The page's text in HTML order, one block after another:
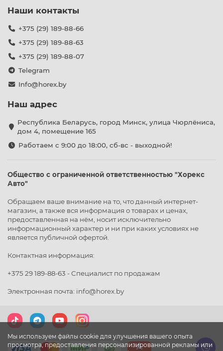
материалы обладают повышенной стойкостью к
абразивного зерна гарантирует однородный
микрорельеф поверхности без глубоких царапин.
Универсальность применения:
специализированных подкатегорий позволяет
эффективно обрабатывать шпатлевку, грунты,
покрытия.
малярно-кузовных участков автосервисов:
1. Классические шлифовальные круги и полоски
Основные расходные абразивные материалы для
работы с шлифмашинками и ручными блоками
(рубанками). Оснащены велкро-основой (липучкой) для
быстрой фиксации. Представлены в широком
диапазоне зернистостей для грубой обдирки металла,
выравнивания шпатлевки и финишного
вышлифовывания грунта перед окраской.
2. Материалы для локального ремонта и Тризаки
разработаны специально для ювелирного удаления
дефектов ЛКП (пылинок, подтеков лака) и последующей
матовки зон переходов перед нанесением базы.
Обеспечивают сверхтонкую риску, которая легко
Мы используем файлы cookie для улучшения вашего опыта
просмотра, предоставления персонализированной рекламы или
Наши контакты
+375 (29) 189-88-66
+375 (29) 189-88-63
+375 (29) 189-88-07
Telegram
Info@horex.by
Наш адрес
Республика Беларусь, город Минск, улица Чюрлёниса,
дом 4, помещение 165
Работаем с 9:00 до 18:00, сб-вс - выходной!
Общество с ограниченной ответственностью "Хорекс
Авто"
Обращаем ваше внимание на то, что данный интернет-
магазин, а также вся информация о товарах и ценах,
предоставленная на нём, носит исключительно
информационный характер и ни при каких условиях не
является публичной офертой.
Контактная информация:
+375 29 189-88-63 - Специалист по продажам
Электронная почта: info@horex.by